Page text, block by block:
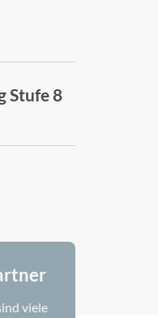
Stufe 8
viele